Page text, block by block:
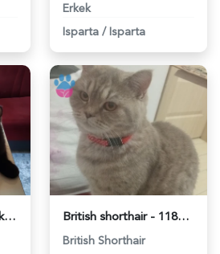
Erkek
Isparta / Isparta
Schotish straght disi kedimle ciflestirmek için erkek kedi arıyorum - 118973287 British shorthair - 118972437
British Shorthair